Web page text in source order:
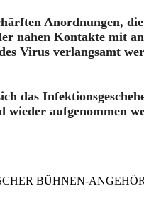
Anordnungen,
nahen Kontakte mit
Virus verlangsamt
das
wieder aufgenommen
BÜHNEN-